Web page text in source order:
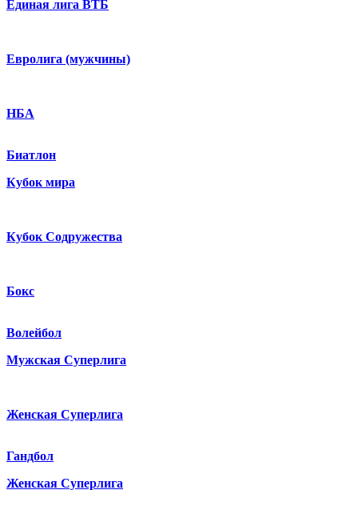
Единая лига ВТБ
Евролига (мужчины)
НБА
Биатлон
Кубок мира
Кубок Содружества
Бокс
Волейбол
Мужская Суперлига
Женская Суперлига
Гандбол
Женская Суперлига